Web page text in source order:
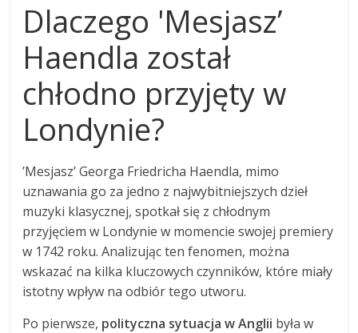
Dlaczego 'Mesjasz’
Haendla został
chłodno przyjęty w
Londynie?
’Mesjasz’ Georga Friedricha Haendla, mimo
uznawania go za jedno z najwybitniejszych dzieł
muzyki klasycznej, spotkał się z chłodnym
przyjęciem w Londynie w momencie swojej premiery
w 1742 roku. Analizując ten fenomen, można
wskazać na kilka kluczowych czynników, które miały
istotny wpływ na odbiór tego utworu.
Po pierwsze, polityczna sytuacja w Anglii była w